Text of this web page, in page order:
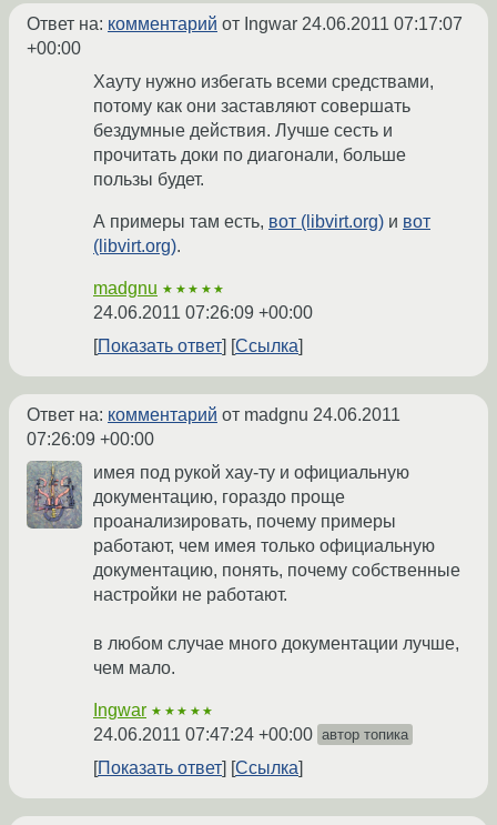
Ответ на: комментарий от Ingwar 24.06.2011 07:17:07
+00:00
Хауту нужно избегать всеми средствами,
потому как они заставляют совершать
бездумные действия. Лучше сесть и
прочитать доки по диагонали, больше
пользы будет.
А примеры там есть, вот (libvirt.org) и вот
(libvirt.org).
madgnu ★★★★★
24.06.2011 07:26:09 +00:00
Показать ответ
Ссылка
Ответ на: комментарий от madgnu 24.06.2011
07:26:09 +00:00
имея под рукой хау-ту и официальную
документацию, гораздо проще
проанализировать, почему примеры
работают, чем имея только официальную
документацию, понять, почему собственные
настройки не работают.
в любом случае много документации лучше,
чем мало.
Ingwar ★★★★★
24.06.2011 07:47:24 +00:00 автор топика
Показать ответ Ссылка